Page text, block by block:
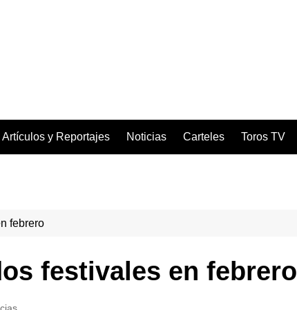
Artículos y Reportajes Noticias Carteles Toros TV
febrero
festivales en febrero